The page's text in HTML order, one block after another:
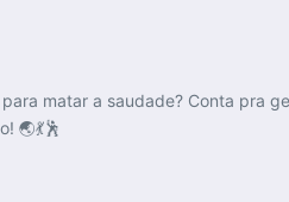
matar a saudade? Conta pra
🌏💃🕺